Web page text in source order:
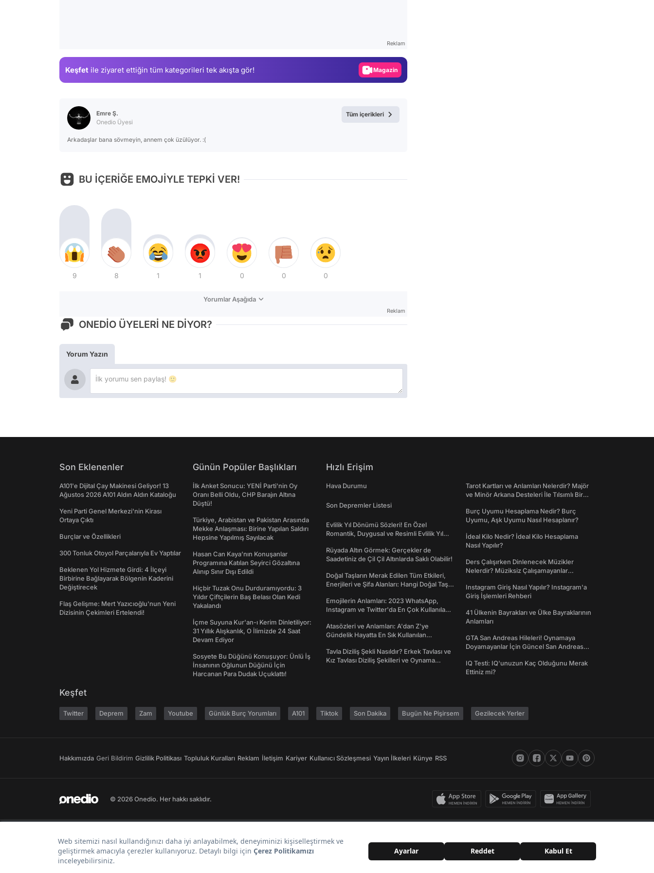
Reklam
Keşfet ile ziyaret ettiğin tüm kategorileri tek akışta gör! Magazin
Emre Ş.
Onedio Üyesi
Arkadaşlar bana sövmeyin, annem çok üzülüyor. :(
Tüm içerikleri
BU İÇERİĞE EMOJİYLE TEPKİ VER!
9 8 1 1 0 0 0
Yorumlar Aşağıda
Reklam
ONEDİO ÜYELERİ NE DİYOR?
Yorum Yazın
Son Eklenenler
A101'e Dijital Çay Makinesi Geliyor! 13
Ağustos 2026 A101 Aldın Aldın Kataloğu
Yeni Parti Genel Merkezi'nin Kirası
Ortaya Çıktı
Burçlar ve Özellikleri
300 Tonluk Otoyol Parçalarıyla Ev Yaptılar
Beklenen Yol Hizmete Girdi: 4 İlçeyi
Birbirine Bağlayarak Bölgenin Kaderini
Değiştirecek
Flaş Gelişme: Mert Yazıcıoğlu'nun Yeni
Dizisinin Çekimleri Ertelendi!
Günün Popüler Başlıkları
İlk Anket Sonucu: YENİ Parti'nin Oy
Oranı Belli Oldu, CHP Barajın Altına
Düştü!
Türkiye, Arabistan ve Pakistan Arasında
Mekke Anlaşması: Birine Yapılan Saldırı
Hepsine Yapılmış Sayılacak
Hasan Can Kaya’nın Konuşanlar
Programına Katılan Seyirci Gözaltına
Alınıp Sınır Dışı Edildi
Hiçbir Tuzak Onu Durduramıyordu: 3
Yıldır Çiftçilerin Baş Belası Olan Kedi
Yakalandı
İçme Suyuna Kur'an-ı Kerim Dinletiliyor:
31 Yıllık Alışkanlık, O İlimizde 24 Saat
Devam Ediyor
Sosyete Bu Düğünü Konuşuyor: Ünlü İş
İnsanının Oğlunun Düğünü İçin
Harcanan Para Dudak Uçuklattı!
Hızlı Erişim
Hava Durumu
Son Depremler Listesi
Evlilik Yıl Dönümü Sözleri! En Özel
Romantik, Duygusal ve Resimli Evlilik Yıl
Rüyada Altın Görmek: Gerçekler de
Saadetiniz de Çil Çil Altınlarda Saklı Olabilir!
Doğal Taşların Merak Edilen Tüm Etkileri,
Enerjileri ve Şifa Alanları: Hangi Doğal Taş
Emojilerin Anlamları: 2023 WhatsApp,
Instagram ve Twitter'da En Çok Kullanılan
Atasözleri ve Anlamları: A'dan Z'ye
Gündelik Hayatta En Sık Kullanılan
Tavla Diziliş Şekli Nasıldır? Erkek Tavlası ve
Kız Tavlası Diziliş Şekilleri ve Oynama
Tarot Kartları ve Anlamları Nelerdir? Majör
ve Minör Arkana Desteleri İle Tılsımlı Bir
Burç Uyumu Hesaplama Nedir? Burç
Uyumu, Aşk Uyumu Nasıl Hesaplanır?
İdeal Kilo Nedir? İdeal Kilo Hesaplama
Nasıl Yapılır?
Ders Çalışırken Dinlenecek Müzikler
Nelerdir? Müziksiz Çalışamayanlar
Instagram Giriş Nasıl Yapılır? Instagram'a
Giriş İşlemleri Rehberi
41 Ülkenin Bayrakları ve Ülke Bayraklarının
Anlamları
GTA San Andreas Hileleri! Oynamaya
Doyamayanlar İçin Güncel San Andreas
IQ Testi: IQ'unuzun Kaç Olduğunu Merak
Ettiniz mi?
Keşfet
Twitter Deprem Zam Youtube Günlük Burç Yorumları A101 Tiktok Son Dakika Bugün Ne Pişirsem Gezilecek Yerler
Hakkımızda Geri Bildirim Gizlilik Politikası Topluluk Kuralları Reklam İletişim Kariyer Kullanıcı Sözleşmesi Yayın İlkeleri Künye RSS
© 2026 Onedio. Her hakkı saklıdır.